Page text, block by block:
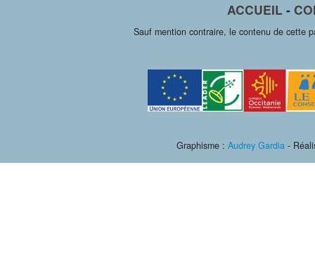
ACCUEIL -
Sauf mention contraire, le contenu de cette
Graphisme : Audrey Gardia -